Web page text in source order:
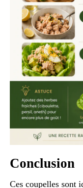
Conclusion
Ces coupelles sont